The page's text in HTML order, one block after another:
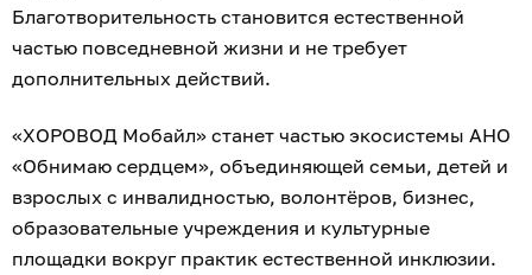
Благотворительность становится естественной
частью повседневной жизни и не требует
дополнительных действий.
«ХОРОВОД Мобайл» станет частью экосистемы АНО
«Обнимаю сердцем», объединяющей семьи, детей и
взрослых с инвалидностью, волонтёров, бизнес,
образовательные учреждения и культурные
площадки вокруг практик естественной инклюзии.